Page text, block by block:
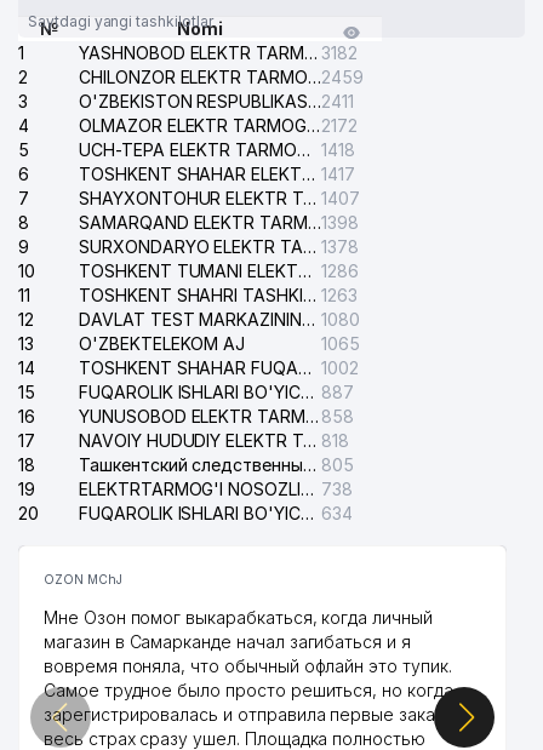
Saytdagi yangi tashkilotlar
№
Nomi
1
YASHNOBOD ELEKTR TARMOG'I NOSOZLIKLARI XIZMATI 3182
2
CHILONZOR ELEKTR TARMOG'I NOSOZLIK XIZMATI2459
3
O'ZBEKISTON RESPUBLIKASI BOSH PROKURATURASI ISHONCH TELEFONI2411
4
OLMAZOR ELEKTR TARMOG'I NOSOZLIKLARI XIZMATI2172
5
UCH-TEPA ELEKTR TARMOG'I NOSOZLIKLARI XIZMATI 1418
6
TOSHKENT SHAHAR ELEKTR TARMOQLARI KORXONASI AJ 1417
7
SHAYXONTOHUR ELEKTR TARMOG'I NOSOZLIKLARINI TUZATISH XIZMATI 1407
8
SAMARQAND ELEKTR TARMOQLARI AJ1398
9
SURXONDARYO ELEKTR TARMOQLARI AJ 1378
10
TOSHKENT TUMANI ELEKTR TARMOG'I AVARIYA XIZMATI 1286
11
TOSHKENT SHAHRI TASHKILOT TELEFONLARI HAQIDA MA'LUMOT BYUROSI 1263
12
DAVLAT TEST MARKAZINING ISHONCH TELEFONLARI 1080
13
O'ZBEKTELEKOM AJ
1065
14
TOSHKENT SHAHAR FUQAROLIK ISHLARI BO'YICHA SUDI 1002
15
FUQAROLIK ISHLARI BO'YICHA YAKKASAROY TUMANLARARO SUDI 887
16
YUNUSOBOD ELEKTR TARMOG'I NOSOZLIKLARI XIZMATI 858
17
NAVOIY HUDUDIY ELEKTR TARMOQLARI KORXONASI AJ 818
18
Ташкентский следственный изолятор 805
19
ELEKTRTARMOG'I NOSOZLIKLARINI TO'ZATISH SERGELI XIZMATI 738
20
FUQAROLIK ISHLARI BO'YICHA UCH-TEPA TUMANI SUDI 634
OZON MChJ
Мне Озон помог выкарабкаться, когда личный
магазин в Самарканде начал загибаться и я
вовремя поняла, что обычный офлайн это тупик.
Самое трудное было просто решиться, но когда
зарегистрировалась и отправила первые заказы,
весь страх сразу ушел. Площадка полностью